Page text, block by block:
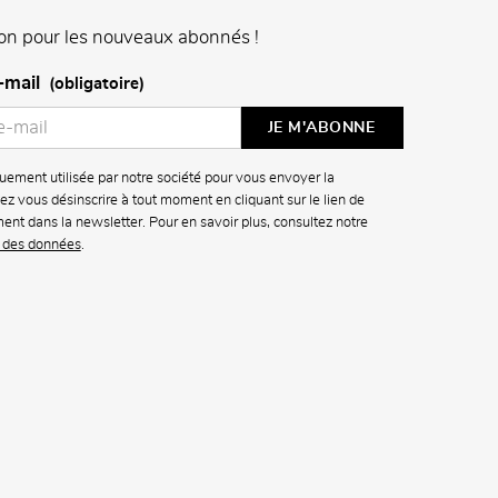
pour les nouveaux abonnés !
(obligatoire)
utilisée par notre société pour vous envoyer la
vous désinscrire à tout moment en cliquant sur le lien de
dans la newsletter. Pour en savoir plus, consultez notre
données.